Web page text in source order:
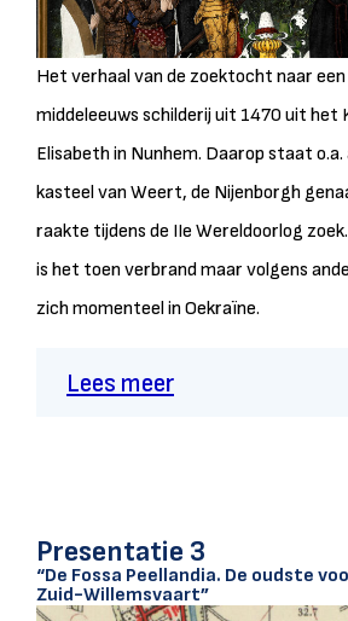
Het verhaal van de zoektocht naar
middeleeuws schilderij uit 1470 uit het
Elisabeth in Nunhem. Daarop staat
kasteel van Weert, de Nijenborgh
raakte tijdens de IIe Wereldoorlog
is het toen verbrand maar volgens
zich momenteel in Oekraïne.
Lees meer
Presentatie 3
“De Fossa Peellandia. De oudste
Zuid-Willemsvaart”